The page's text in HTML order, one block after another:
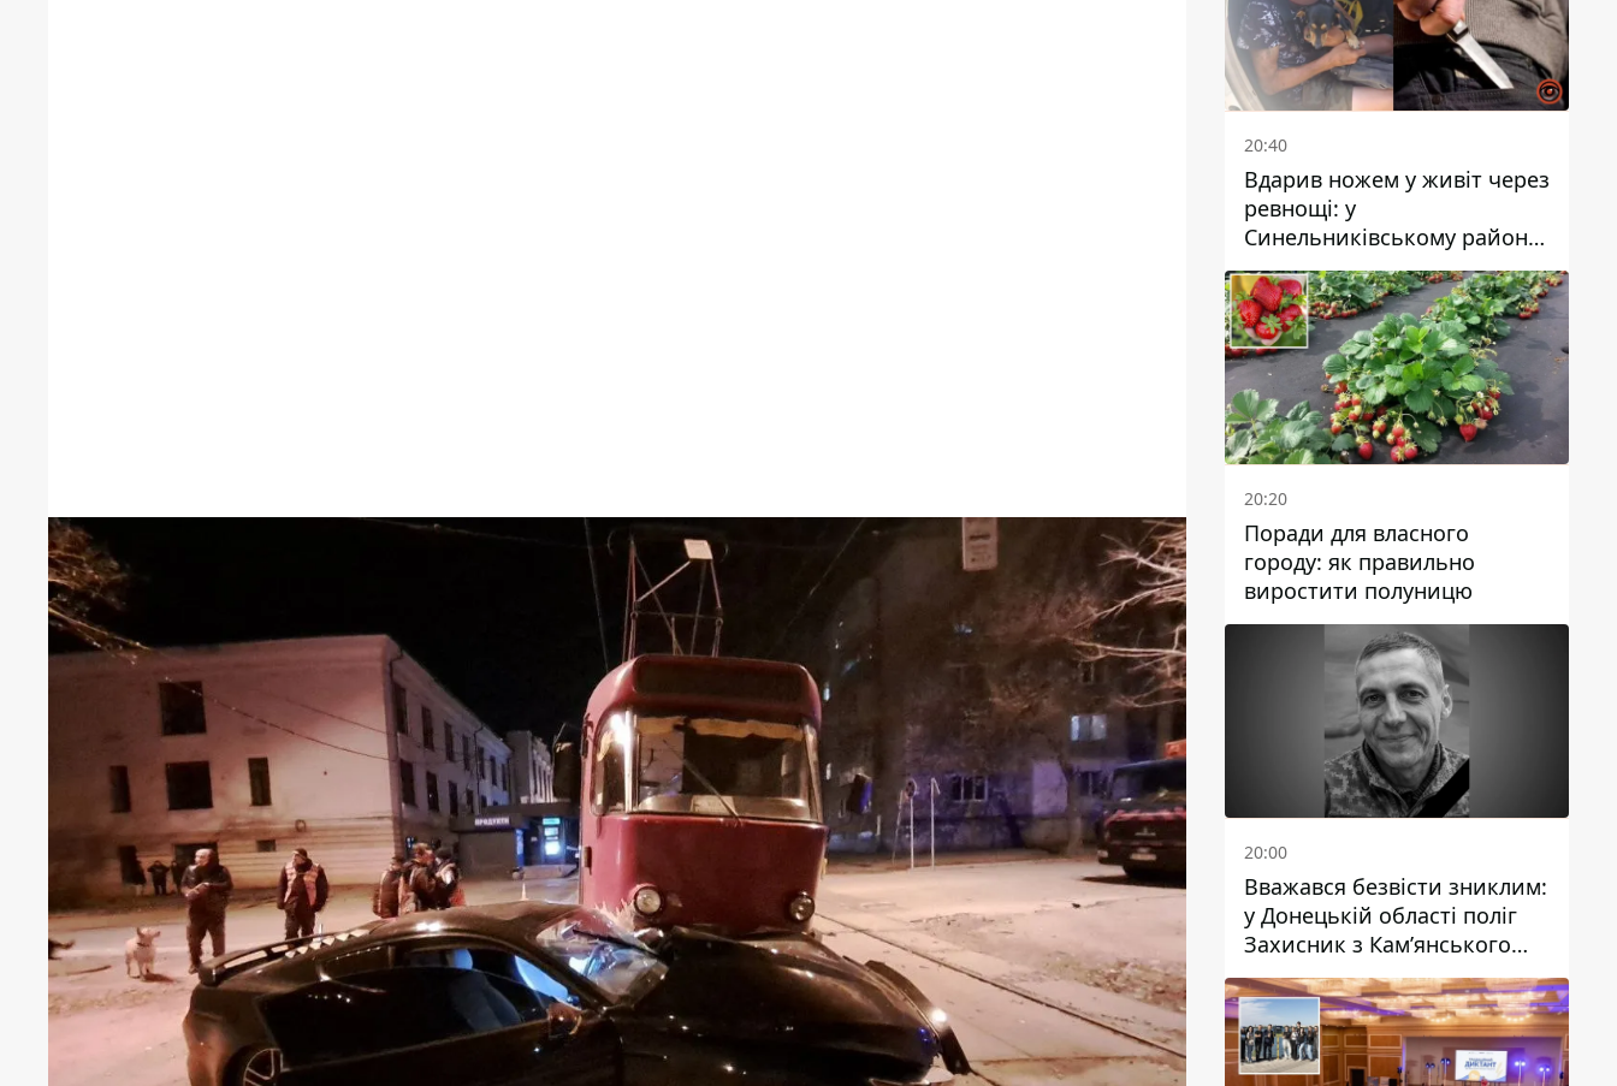
20:40
Вдарив ножем у живіт через
ревнощі: у
Синельниківському районі
затримали 49-річного
чоловіка за вбивство
20:20
Поради для власного
городу: як правильно
виростити полуницю
20:00
Вважався безвісти зниклим:
у Донецькій області поліг
Захисник з Кам’янського
Антон Красовський